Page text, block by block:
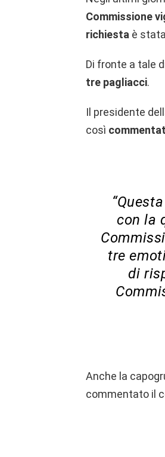
Commissione
richiesta è stata
Di fronte a tale
tre pagliacci.
Il presidente
così
con la
tre
di
Anche la
commentato il